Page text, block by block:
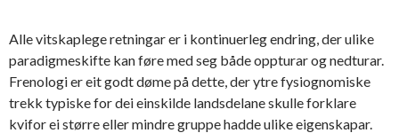
Alle vitskaplege retningar er i kontinuerleg endring, der ulike
paradigmeskifte kan føre med seg både oppturar og nedturar.
Frenologi er eit godt døme på dette, der ytre fysiognomiske
trekk typiske for dei einskilde landsdelane skulle forklare
kvifor ei større eller mindre gruppe hadde ulike eigenskapar.